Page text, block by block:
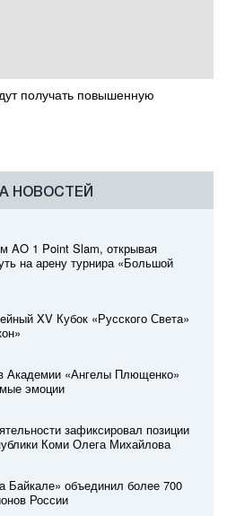
получать повышенную
НОВОСТЕЙ
AO 1 Point Slam, открывая
на арену турнира «Большой
XV Кубок «Русского Света»
Академии «Ангелы Плющенко»
эмоции
зафиксировал позиции
Коми Олега Михайлова
Байкале» объединил более 700
России